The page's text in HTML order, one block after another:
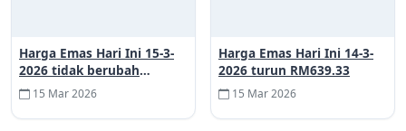
Harga Emas Hari Ini 15-3-
2026 tidak berubah
RM639.33
15 Mar 2026
Harga Emas Hari Ini 14-3-
2026 turun RM639.33
15 Mar 2026